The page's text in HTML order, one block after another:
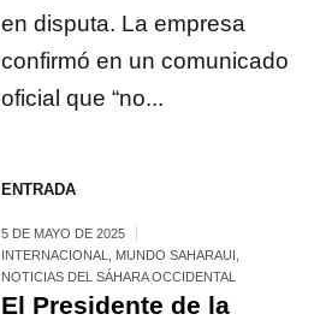
en disputa. La empresa
confirmó en un comunicado
oficial que “no...
ENTRADA
5 DE MAYO DE 2025
INTERNACIONAL
MUNDO SAHARAUI
NOTICIAS DEL SÁHARA OCCIDENTAL
El Presidente de la